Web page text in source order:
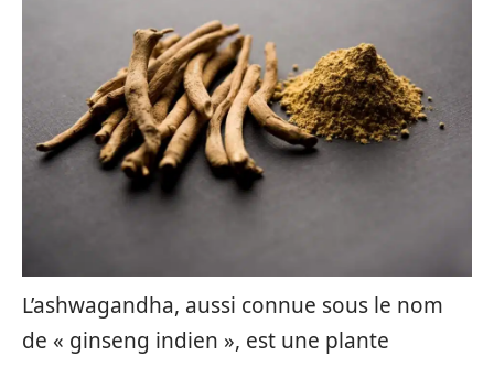
L’ashwagandha, aussi connue sous le nom
de « ginseng indien », est une plante